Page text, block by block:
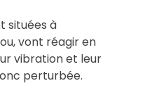
situées à
vont réagir en
vibration et leur
perturbée.